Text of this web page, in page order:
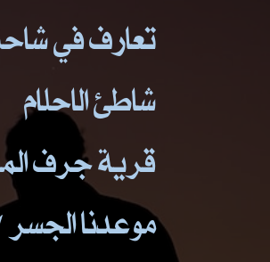
تعارف في
شاطئ الاحلام
قرية جرف
موعدنا